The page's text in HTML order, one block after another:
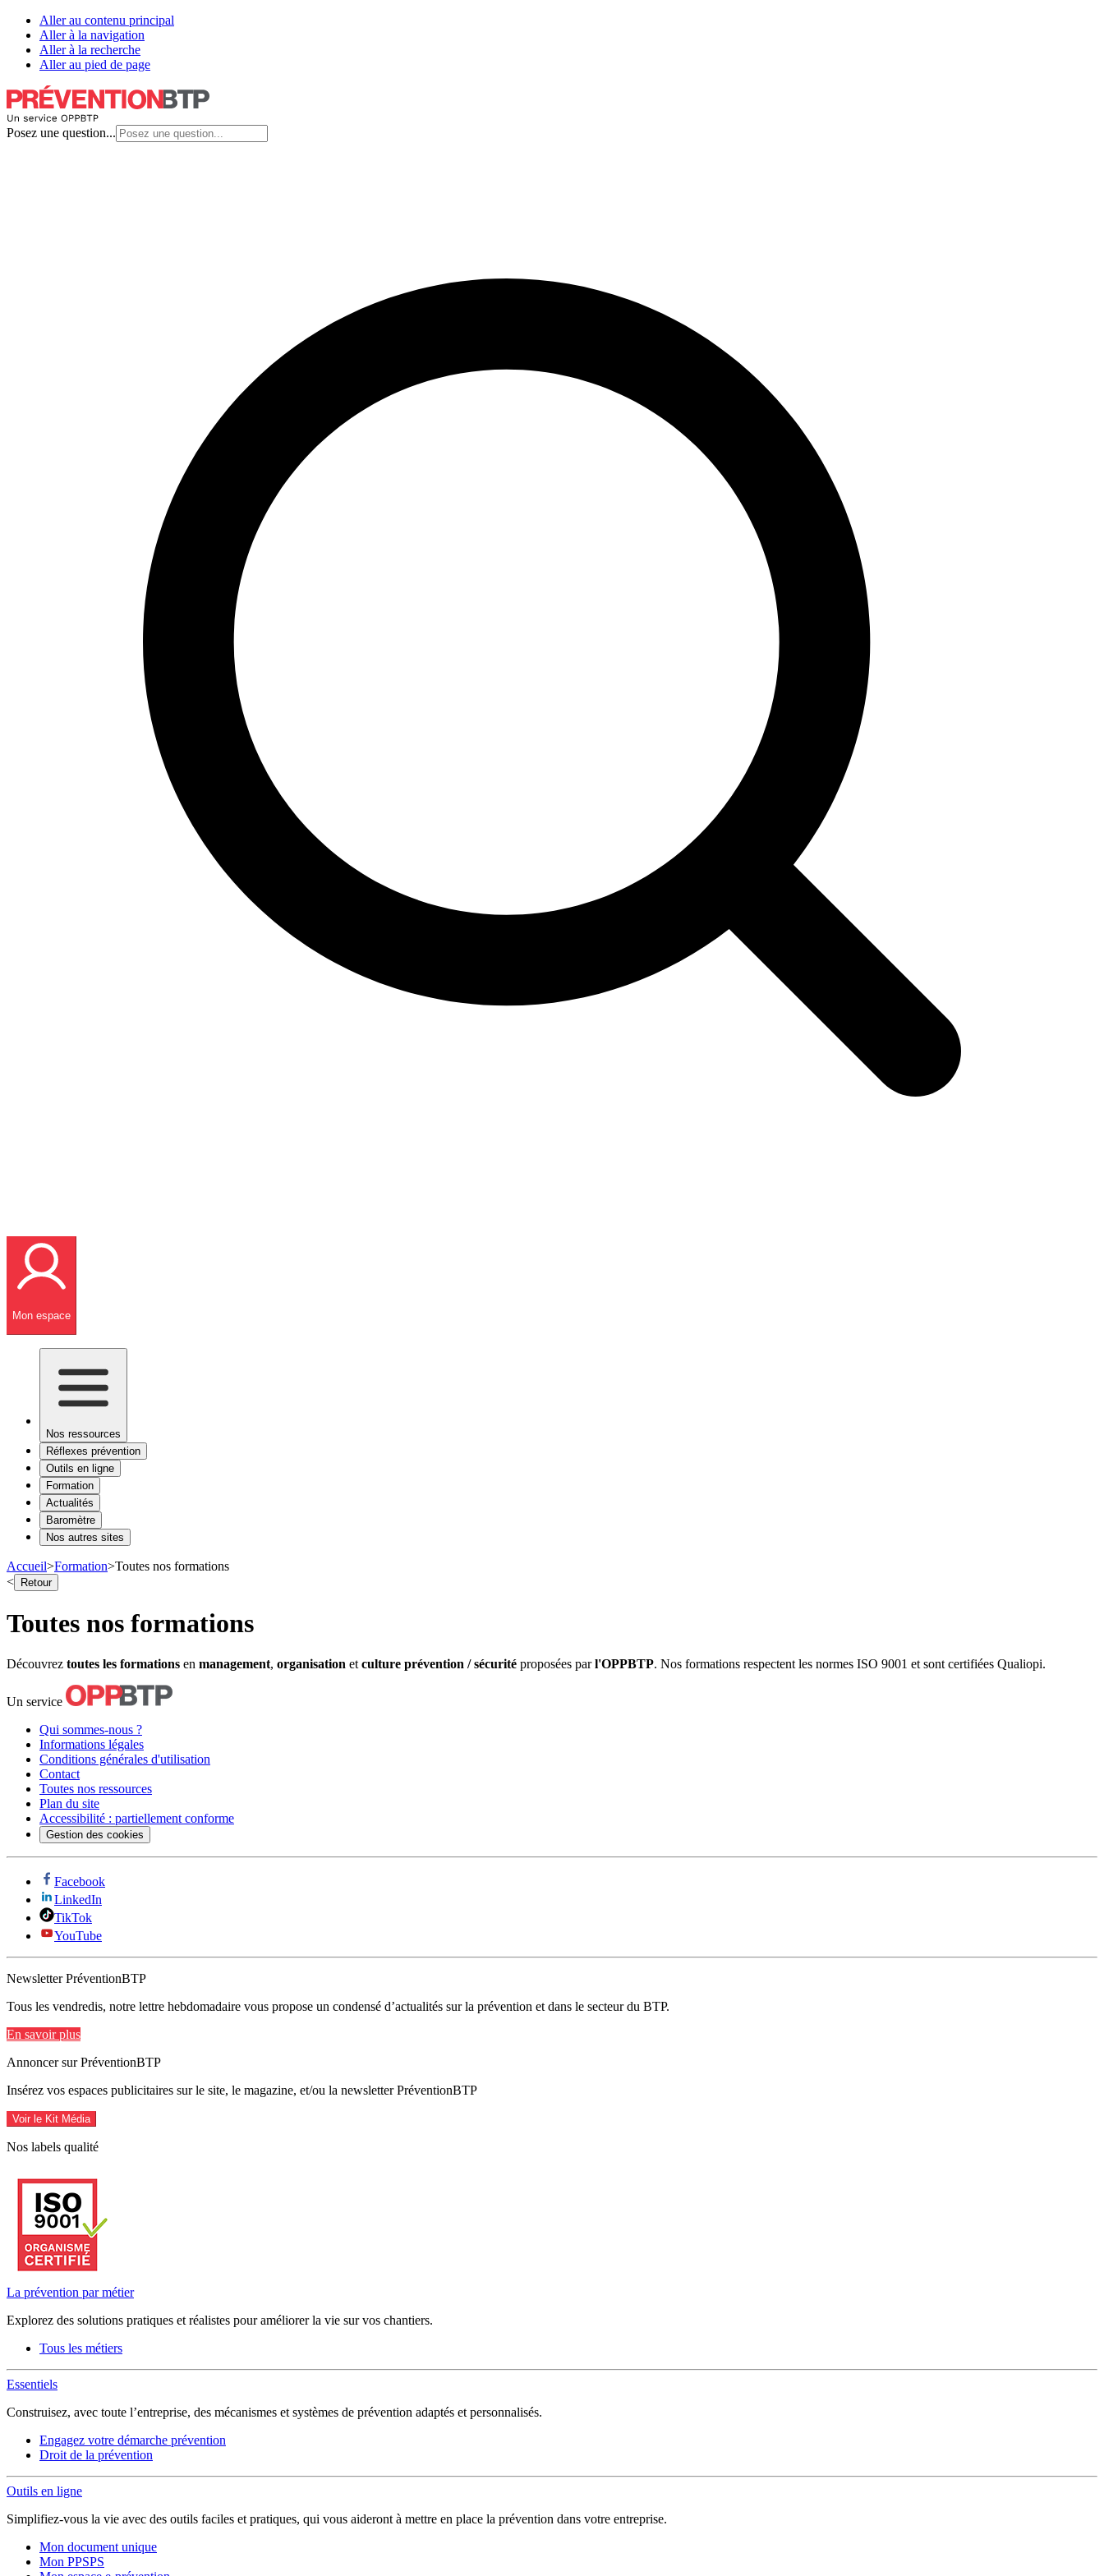
Aller au contenu principal
Aller à la navigation
Aller à la recherche
Aller au pied de page
Posez une question...
Mon espace
Nos ressources
Réflexes prévention
Outils en ligne
Formation
Actualités
Baromètre
Nos autres sites
Accueil>Formation>Toutes nos formations
< Retour
Toutes nos formations
Découvrez toutes les formations en management, organisation et culture prévention / sécurité proposées parl'OPPBTP. Nos formations respectent les normes ISO 9001 et sont certifiées Qualiopi.
Un service
Qui sommes-nous ?
Informations légales
Conditions générales d'utilisation
Contact
Toutes nos ressources
Plan du site
Accessibilité : partiellement conforme
Gestion des cookies
Facebook
LinkedIn
TikTok
YouTube
Newsletter PréventionBTP
Tous les vendredis, notre lettre hebdomadaire vous propose un condensé d’actualités sur la prévention et dans le secteur du BTP.
En savoir plus
Annoncer sur PréventionBTP
Insérez vos espaces publicitaires sur le site, le magazine, et/ou la newsletter PréventionBTP
Voir le Kit Média
Nos labels qualité
La prévention par métier
Explorez des solutions pratiques et réalistes pour améliorer la vie sur vos chantiers.
Tous les métiers
Essentiels
Construisez, avec toute l’entreprise, des mécanismes et systèmes de prévention adaptés et personnalisés.
Engagez votre démarche prévention
Droit de la prévention
Outils en ligne
Simplifiez-vous la vie avec des outils faciles et pratiques, qui vous aideront à mettre en place la prévention dans votre entreprise.
Mon document unique
Mon PPSPS